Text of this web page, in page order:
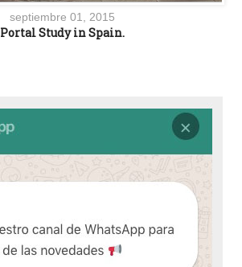
septiembre 01, 2015
Portal Study in Spain.